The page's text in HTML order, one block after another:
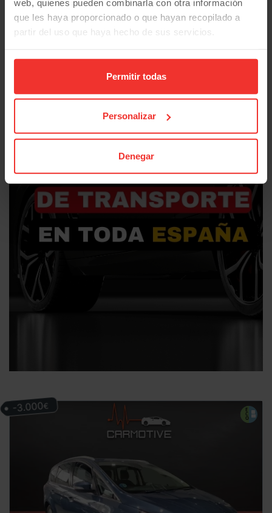
web, quienes pueden combinarla con otra información
que les haya proporcionado o que hayan recopilado a
partir del uso que haya hecho de sus servicios.
Permitir todas
Personalizar
Denegar
-3.000€